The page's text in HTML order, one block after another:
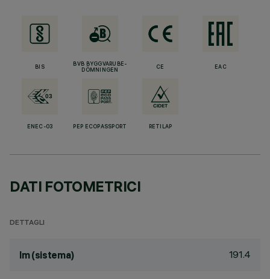
BIS
BVB BYGGVARUBE-
DÖMNINGEN
CE EAC
ENEC-03 PEP ECOPASSPORT RETILAP
DATI FOTOMETRICI
DETTAGLI
lm (sistema) 191.4